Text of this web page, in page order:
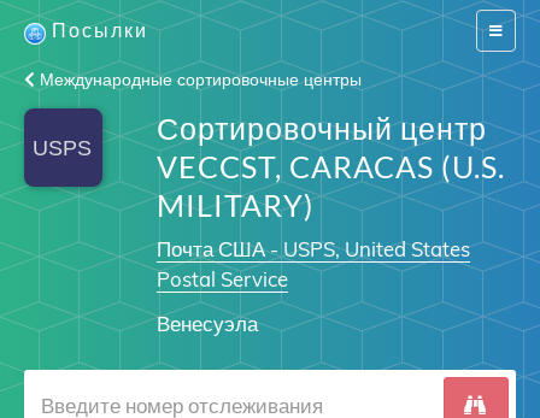
Switch
Посылки
Международные сортировочные центры
Сортировочный центр
VECCST, CARACAS (U.S.
MILITARY)
Почта США - USPS, United States
Postal Service
Венесуэла